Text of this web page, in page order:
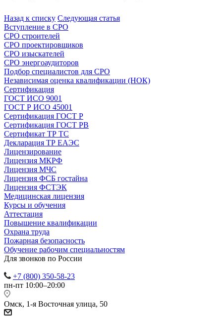
Посмотреть программы обучений
Назад к списку Следующая статья
Вступление в СРО
СРО строителей
СРО проектировщиков
СРО изыскателей
СРО энергоаудиторов
Подбор специалистов для СРО
Независимая оценка квалификации (НОК)
Сертификация
ГОСТ ИСО 9001
ГОСТ Р ИСО 45001
Сертификация ГОСТ Р
Сертификация ГОСТ РВ
Сертификат ТР ТС
Декларация ТР ЕАЭС
Лицензирование
Лицензия МКРФ
Лицензия МЧС
Лицензия ФСБ гостайна
Лицензия ФСТЭК
Медицинская лицензия
Курсы и обучения
Аттестация
Повышение квалификации
Охрана труда
Пожарная безопасность
Обучение рабочим специальностям
Для звонков по России
+7 (800) 350-58-23
пн-пт 10:00–20:00
Омск, 1-я Восточная улица, 50